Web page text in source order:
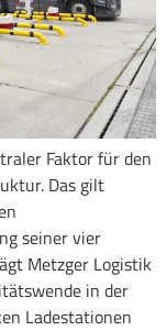
Faktor für den
Das gilt
seiner vier
Metzger Logistik
in der
Ladestationen